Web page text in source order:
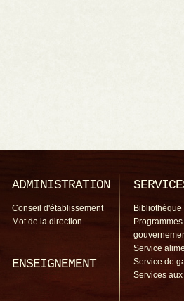
ADMINISTRATION
Conseil d'établissement
Mot de la direction
ENSEIGNEMENT
Bibliothèque
Programmes
Service
Service de
Services